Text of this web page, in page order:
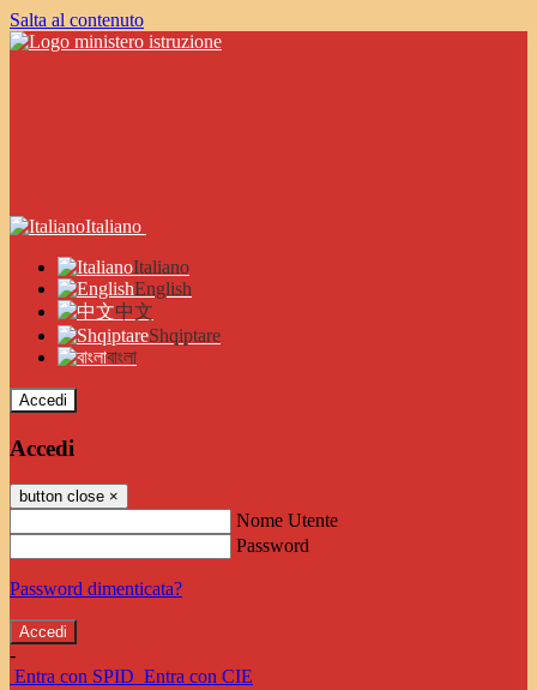
Salta al contenuto
Italiano
Italiano
English
中文
Shqiptare
বাংলা
Accedi
Accedi
button close ×
Nome Utente
Password
Password dimenticata?
-
Entra con SPID Entra con CIE